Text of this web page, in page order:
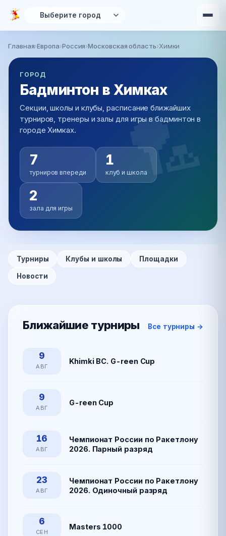
Перейти к основному содержанию
Вы здесь
Главная›Европа›Россия›Московская область›Химки
ГОРОД
Бадминтон в Химках
Секции, школы и клубы, расписание ближайших
турниров, тренеры и залы для игры в бадминтон в
городе Химках.
7
турниров впереди
1
клуб и школа
2
зала для игры
Турниры Клубы и школы Площадки
Новости
Ближайшие турниры Все турниры →
9
АВГ
Khimki BC. G-reen Cup
9
АВГ
G-reen Cup
16
АВГ
Чемпионат России по Ракетлону
2026. Парный разряд
23
АВГ
Чемпионат России по Ракетлону
2026. Одиночный разряд
6
СЕН
Masters 1000